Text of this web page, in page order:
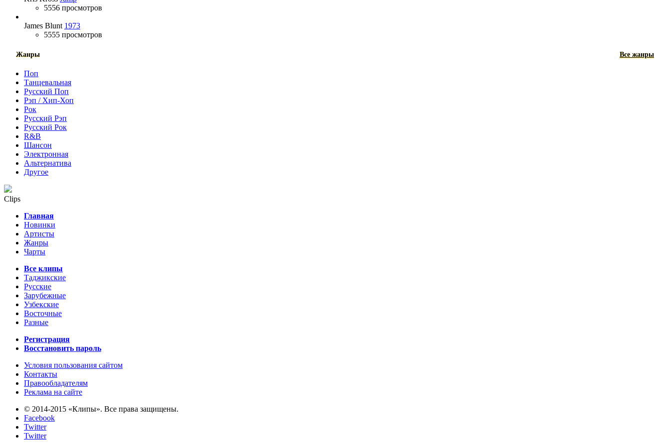
5556 просмотров
James Blunt 1973
5555 просмотров
Жанры Все жанры
Поп
Танцевальная
Русский Поп
Рэп / Хип-Хоп
Рок
Русский Рэп
Русский Рок
R&B
Шансон
Электронная
Альтернатива
Другое
Clips
Главная
Новинки
Артисты
Жанры
Чарты
Все клипы
Таджикские
Русские
Зарубежные
Узбекские
Восточные
Разные
Регистрация
Восстановить пароль
Условия пользования сайтом
Контакты
Правообладателям
Реклама на сайте
© 2014-2015 «Клипы». Все права защищены.
Facebook
Twitter
Twitter